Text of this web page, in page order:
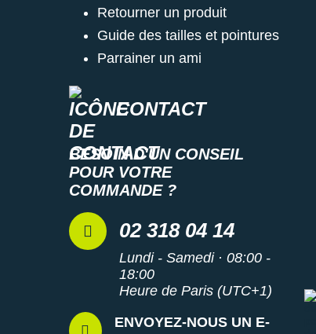
CONTACT
BESOIN D'UN CONSEIL
POUR VOTRE
COMMANDE ?
02 318 04 14
Lundi - Samedi · 08:00 -
18:00
Heure de Paris (UTC+1)
ENVOYEZ-NOUS UN E-
Retourner un produit
Guide des tailles et pointures
Parrainer un ami